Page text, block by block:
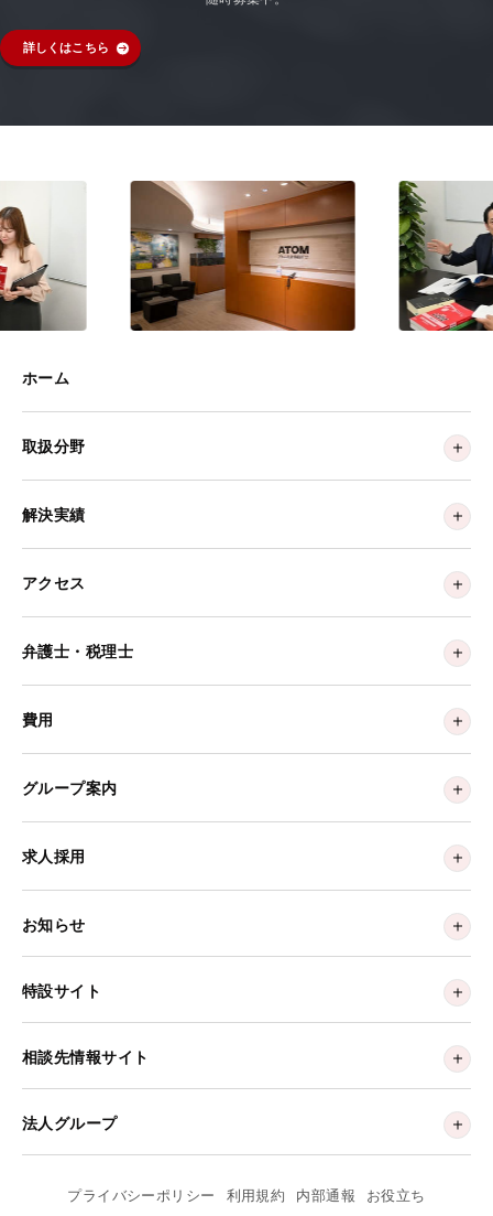
詳しくはこちら
ホーム
取扱分野
解決実績
アクセス
弁護士・税理士
費用
グループ案内
求人採用
お知らせ
特設サイト
相談先情報サイト
法人グループ
プライバシーポリシー 利用規約 内部通報 お役立ち